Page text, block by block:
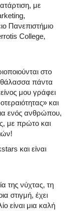
με
Πανεπιστήμιο
College,
στο
θάλασσα πάντα
μου γράφει
και
ενός ανθρώπου,
με πρώτο και
και είναι
της νύχτας, τη
στιγμή, έχει
είναι μια καλή